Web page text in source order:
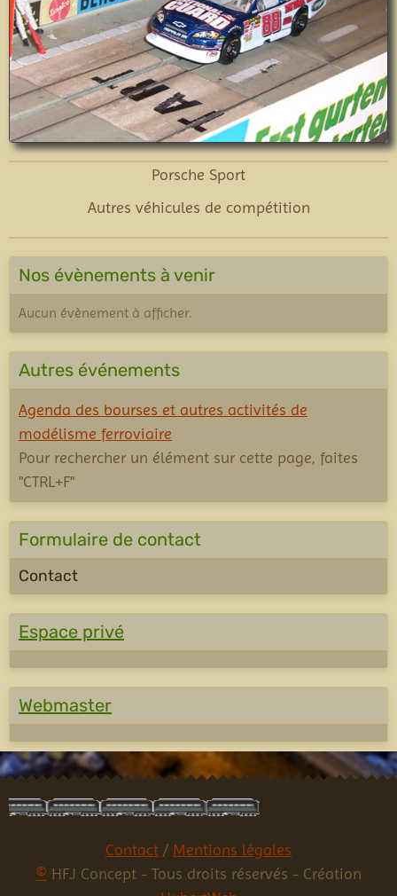
Porsche Sport
Autres véhicules de compétition
Nos évènements à venir
Aucun évènement à afficher.
Autres événements
Agenda des bourses et autres activités de
modélisme ferroviaire
Pour rechercher un élément sur cette page, faites
"CTRL+F"
Formulaire de contact
Contact
Espace privé
Webmaster
Contact / Mentions légales
© HFJ Concept - Tous droits réservés - Création